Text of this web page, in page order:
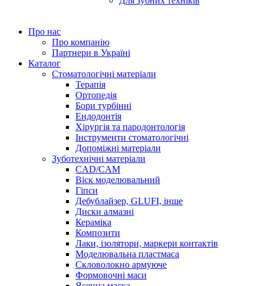
Про нас
Про компанію
Партнери в Україні
Каталог
Стоматологічні матеріали
Терапія
Ортопедія
Бори турбінні
Ендодонтія
Хірургія та пародонтологія
Інструменти стоматологічні
Допоміжні матеріали
Зуботехнічні матеріали
CAD/CAM
Віск моделювальний
Гіпси
Дебублайзер, GLUFI, інше
Диски алмазні
Кераміка
Композити
Лаки, ізолятори, маркери контактів
Моделювальна пластмаса
Скловолокно армуюче
Формовочні маси